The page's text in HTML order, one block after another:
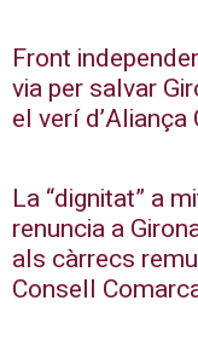
Front
via per salvar
el verí d’Aliança
La “dignitat” a
renuncia a
als càrrecs
Consell